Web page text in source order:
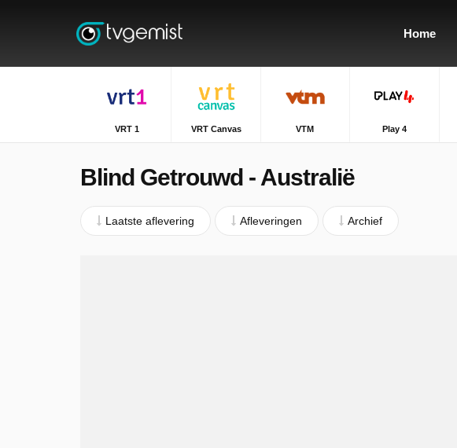
Home
VRT 1 VRT Canvas VTM Play 4
Blind Getrouwd - Australië
Laatste aflevering Afleveringen Archief